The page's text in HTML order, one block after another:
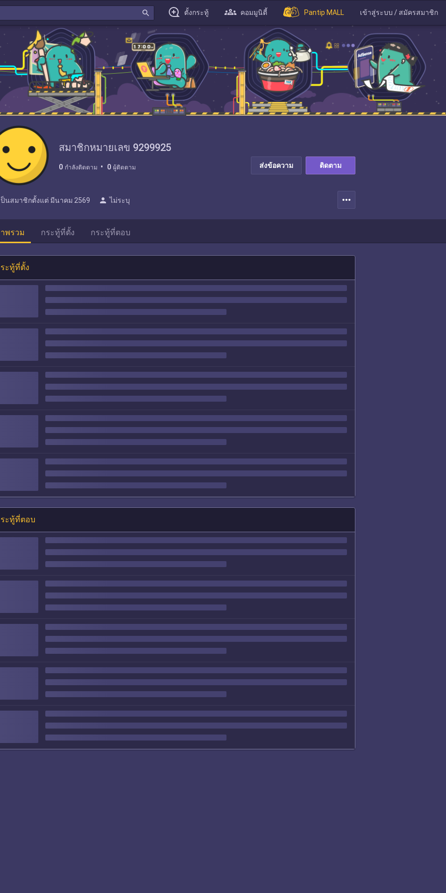
search ตั้งกระทู้ คอมมูนิตี้ Pantip MALL เข้าสู่ระบบ / สมัครสมาชิก
สมาชิกหมายเลข 9299925
0 กำลังติดตาม 0 ผู้ติดตาม ส่งข้อความ ติดตาม
ป็นสมาชิกตั้งแต่ มีนาคม 2569 person ไม่ระบุ more_horiz
พรวม กระทู้ที่ตั้ง กระทู้ที่ตอบ
ะทู้ที่ตั้ง
ะทู้ที่ตอบ